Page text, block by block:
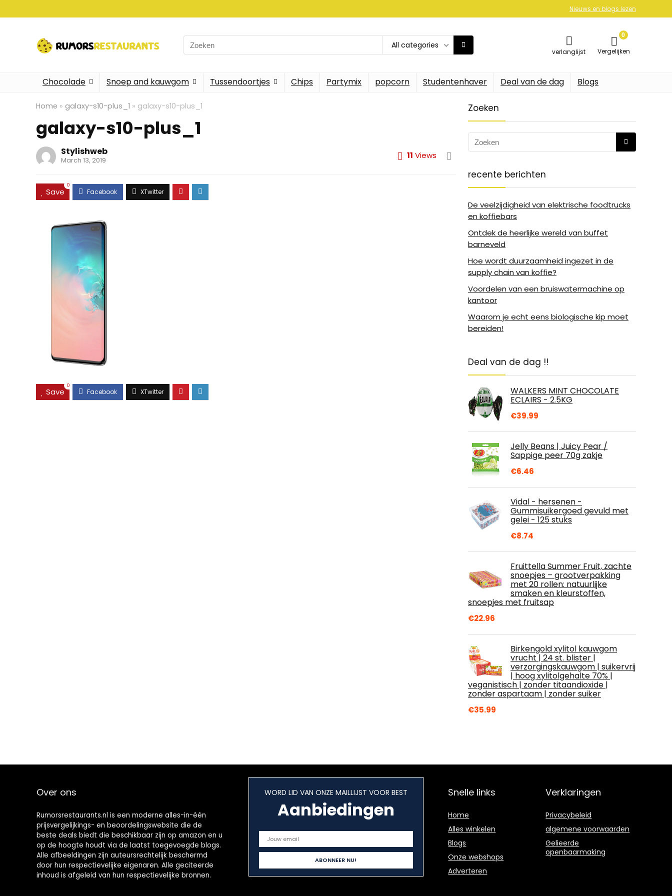
Nieuws en blogs lezen
Search
for:
All categories
verlanglijst
0
Vergelijken
Chocolade Snoep and kauwgom Tussendoortjes Chips Partymix popcorn Studentenhaver Deal van de dag Blogs
Home » galaxy-s10-plus_1 » galaxy-s10-plus_1
galaxy-s10-plus_1
Stylishweb
March 13, 2019 11 Views
Save
0
Save
0
Zoeken
recente berichten
De veelzijdigheid van elektrische foodtrucks
en koffiebars
Ontdek de heerlijke wereld van buffet
barneveld
Hoe wordt duurzaamheid ingezet in de
supply chain van koffie?
Voordelen van een bruiswatermachine op
kantoor
Waarom je echt eens biologische kip moet
bereiden!
Deal van de dag !!
WALKERS MINT CHOCOLATE
ECLAIRS - 2.5KG
€39.99
Jelly Beans | Juicy Pear /
Sappige peer 70g zakje
€6.46
Vidal - hersenen -
Gummisuikergoed gevuld met
gelei - 125 stuks
€8.74
Fruittella Summer Fruit, zachte
snoepjes – grootverpakking
met 20 rollen: natuurlijke
smaken en kleurstoffen,
snoepjes met fruitsap
€22.96
Birkengold xylitol kauwgom
vrucht | 24 st. blister |
verzorgingskauwgom | suikervrij
| hoog xylitolgehalte 70% |
veganistisch | zonder titaandioxide |
zonder aspartaam | zonder suiker
€35.99
Over ons
Rumorsrestaurants.nl is een moderne alles-in-één
prijsvergelijkings- en beoordelingswebsite die de
beste deals biedt die beschikbaar zijn op amazon en u
op de hoogte houdt via de laatst toegevoegde blogs.
Alle afbeeldingen zijn auteursrechtelijk beschermd
door hun respectievelijke eigenaren. Alle geciteerde
inhoud is afgeleid van hun respectievelijke bronnen.
WORD LID VAN ONZE MAILLIJST VOOR BEST
Aanbiedingen
Snelle links
Home
Alles winkelen
Blogs
Onze webshops
Adverteren
Verklaringen
Privacybeleid
algemene voorwaarden
Gelieerde
openbaarmaking